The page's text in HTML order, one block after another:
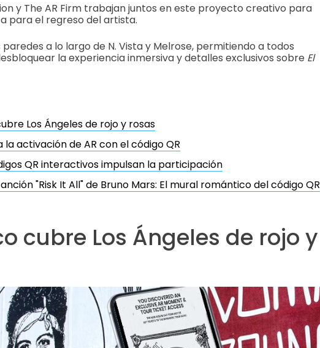
y The AR Firm trabajan juntos en este proyecto creativo para
para el regreso del artista.
a lo largo de N. Vista y Melrose, permitiendo a todos
la experiencia inmersiva y detalles exclusivos sobre El
Los Ángeles de rojo y rosas
activación de AR con el código QR
QR interactivos impulsan la participación
"Risk It All" de Bruno Mars: El mural romántico del código QR
cubre Los Ángeles de rojo y